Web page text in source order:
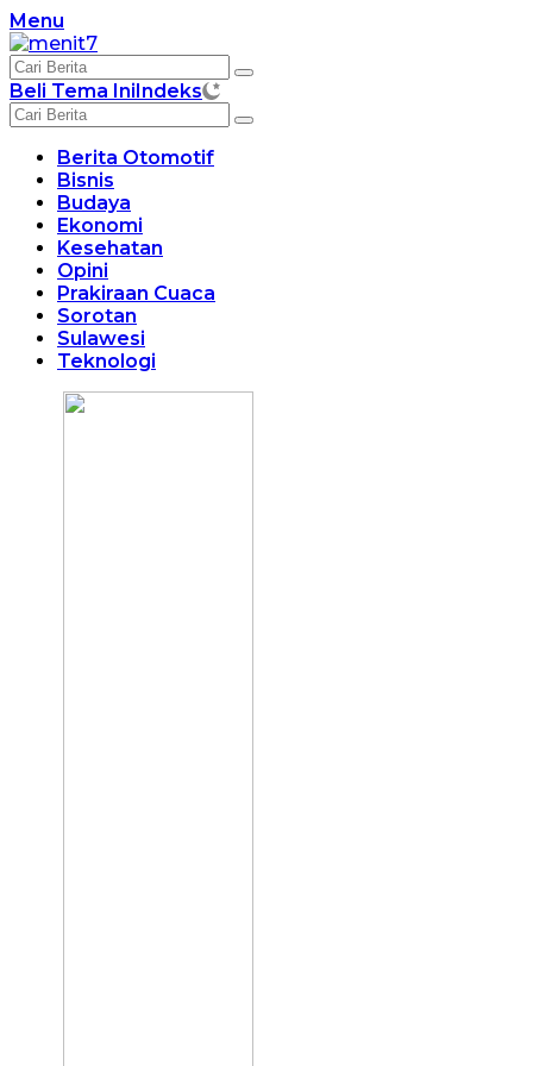
Langsung
ke
konten
Menu
Beli Tema IniIndeks
Berita Otomotif
Bisnis
Budaya
Ekonomi
Kesehatan
Opini
Prakiraan Cuaca
Sorotan
Sulawesi
Teknologi